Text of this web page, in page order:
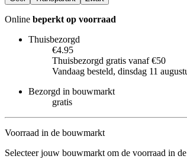
Online beperkt op voorraad
Thuisbezorgd
€4.95
Thuisbezorgd gratis vanaf €50
Vandaag besteld, dinsdag 11
Bezorgd in bouwmarkt
gratis
Voorraad in de bouwmarkt
Selecteer jouw bouwmarkt om de voorraad in